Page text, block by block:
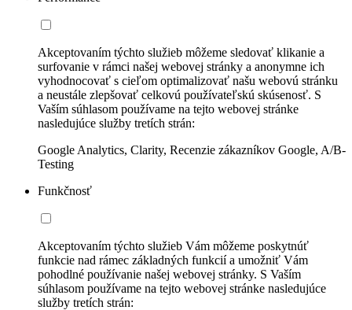
Akceptovaním týchto služieb môžeme sledovať klikanie a
surfovanie v rámci našej webovej stránky a anonymne ich
vyhodnocovať s cieľom optimalizovať našu webovú stránku
a neustále zlepšovať celkovú používateľskú skúsenosť. S
Vaším súhlasom používame na tejto webovej stránke
nasledujúce služby tretích strán:
Google Analytics, Clarity, Recenzie zákazníkov Google, A/B-
Testing
Funkčnosť
Akceptovaním týchto služieb Vám môžeme poskytnúť
funkcie nad rámec základných funkcií a umožniť Vám
pohodlné používanie našej webovej stránky. S Vaším
súhlasom používame na tejto webovej stránke nasledujúce
služby tretích strán: